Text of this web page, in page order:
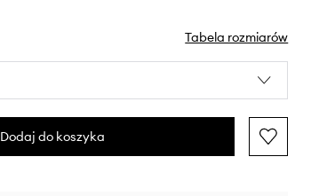
Tabela rozmiarów
Dodaj do koszyka